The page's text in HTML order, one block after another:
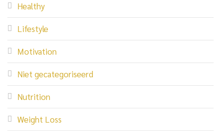
Healthy
Lifestyle
Motivation
Niet gecategoriseerd
Nutrition
Weight Loss